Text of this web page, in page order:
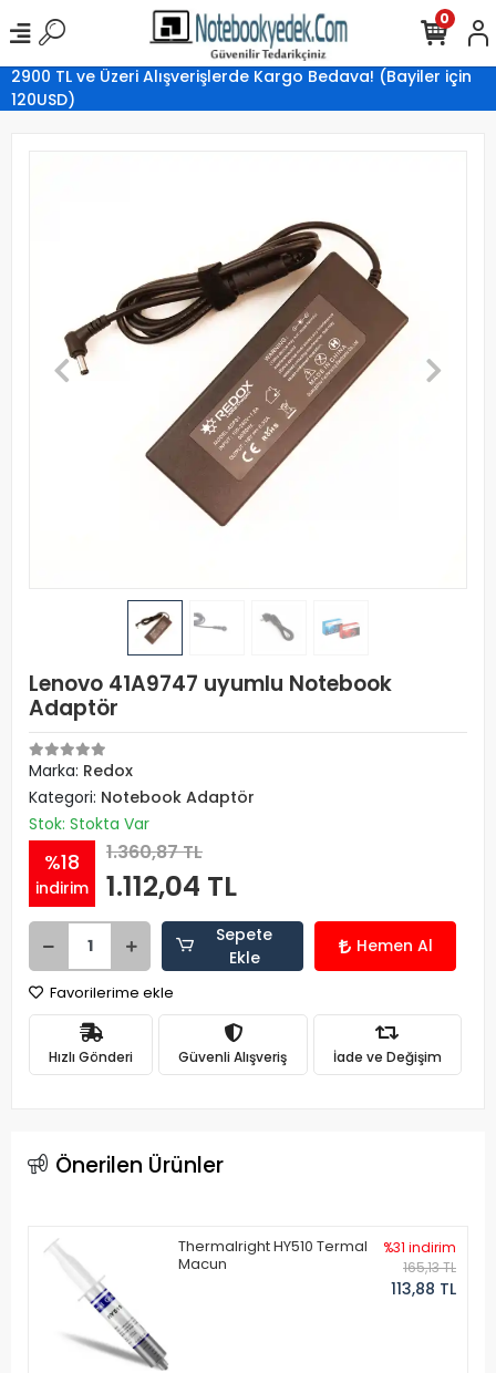
2900 TL ve Üzeri Alışverişlerde Kargo Bedava! (Bayiler için
120USD)
0
Lenovo 41A9747 uyumlu Notebook
Adaptör
Marka: Redox
Kategori: Notebook Adaptör
Stok: Stokta Var
%18
indirim
1.360,87 TL
1.112,04 TL
Sepete
Ekle
Hemen Al
Favorilerime ekle
Hızlı Gönderi Güvenli Alışveriş İade ve Değişim
Önerilen Ürünler
Thermalright HY510 Termal
Macun
%31 indirim
165,13 TL
113,88 TL